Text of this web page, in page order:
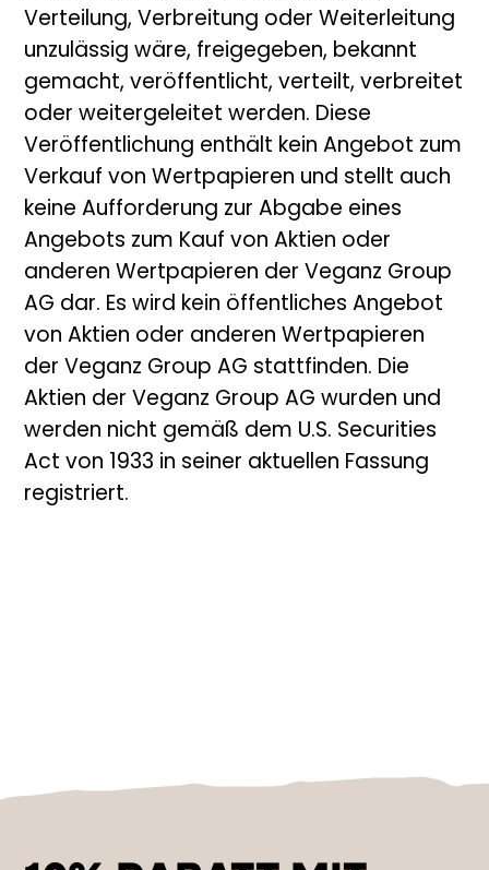
Verteilung, Verbreitung oder Weiterleitung
unzulässig wäre, freigegeben, bekannt
gemacht, veröffentlicht, verteilt, verbreitet
oder weitergeleitet werden. Diese
Veröffentlichung enthält kein Angebot zum
Verkauf von Wertpapieren und stellt auch
keine Aufforderung zur Abgabe eines
Angebots zum Kauf von Aktien oder
anderen Wertpapieren der Veganz Group
AG dar. Es wird kein öffentliches Angebot
von Aktien oder anderen Wertpapieren
der Veganz Group AG stattfinden. Die
Aktien der Veganz Group AG wurden und
werden nicht gemäß dem U.S. Securities
Act von 1933 in seiner aktuellen Fassung
registriert.